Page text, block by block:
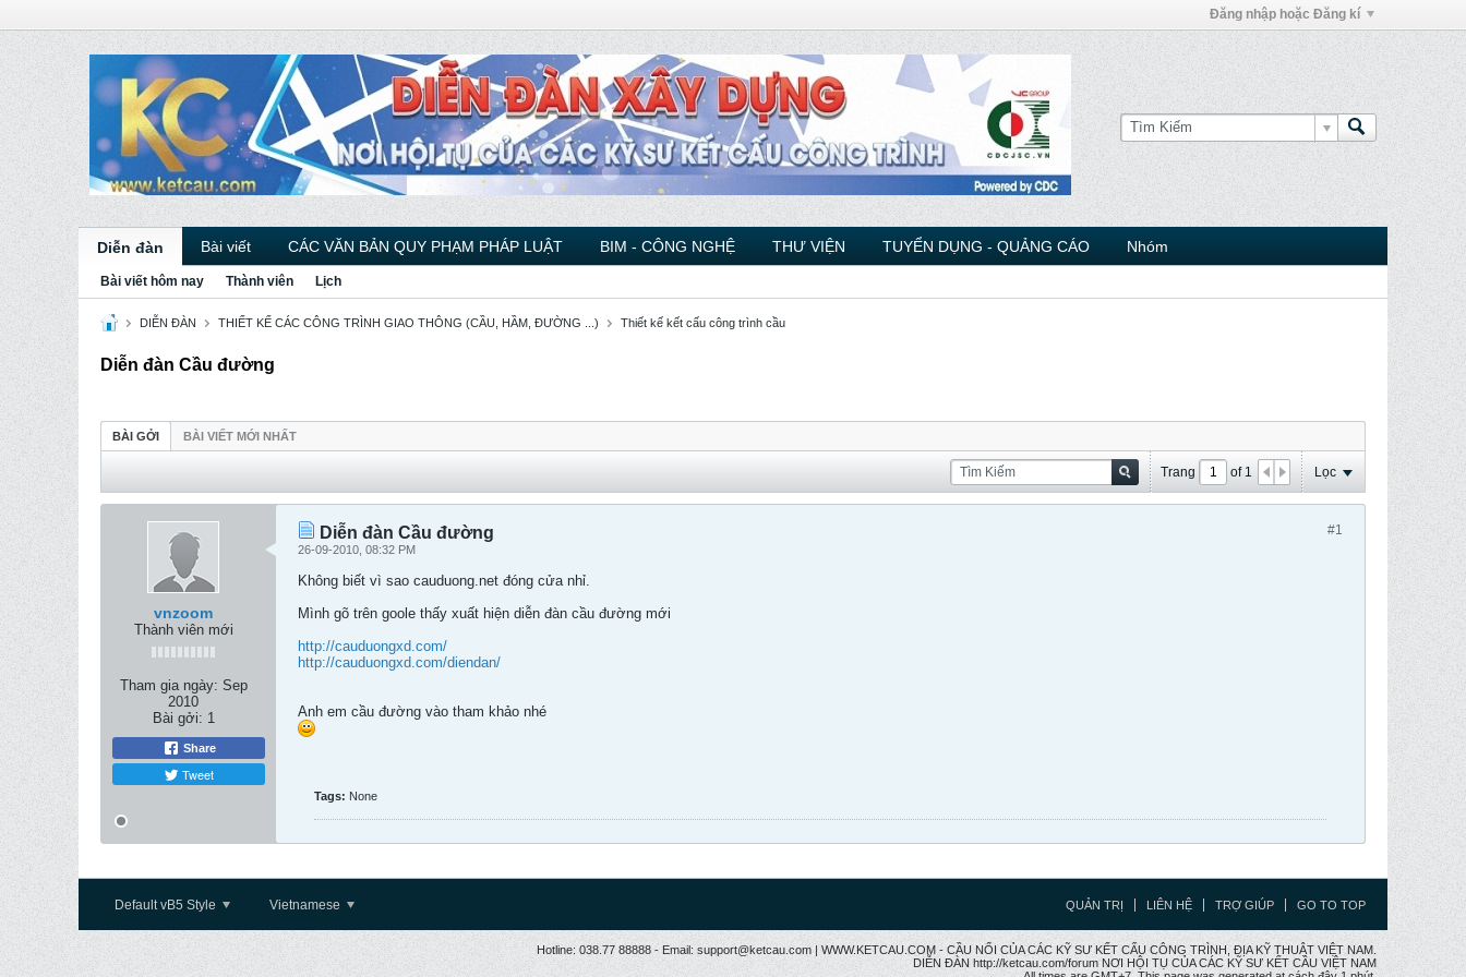
Đăng nhập hoặc Đăng kí
Diễn đàn Bài viết CÁC VĂN BẢN QUY PHẠM PHÁP LUẬT BIM - CÔNG NGHỆ THƯ VIỆN TUYỂN DỤNG - QUẢNG CÁO Nhóm
Bài viết hôm nay Thành viên Lịch
DIỄN ĐÀN THIẾT KẾ CÁC CÔNG TRÌNH GIAO THÔNG (CẦU, HẦM, ĐƯỜNG ...) Thiết kế kết cấu công trình cầu
Diễn đàn Cầu đường
BÀI GỞI BÀI VIẾT MỚI NHẤT
Trang of 1 Lọc
vnzoom
Thành viên mới
Tham gia ngày: Sep
2010
Bài gởi: 1
Share
Tweet
#1
Diễn đàn Cầu đường
26-09-2010, 08:32 PM
Không biết vì sao cauduong.net đóng cửa nhỉ.
Mình gõ trên goole thấy xuất hiện diễn đàn cầu đường mới
http://cauduongxd.com/
http://cauduongxd.com/diendan/
Anh em cầu đường vào tham khảo nhé
Tags: None
Default vB5 Style Vietnamese QUẢN TRỊ LIÊN HỆ TRỢ GIÚP GO TO TOP
Hotline: 038.77 88888 - Email: support@ketcau.com | WWW.KETCAU.COM - CẦU NỐI CỦA CÁC KỸ SƯ KẾT CẤU CÔNG TRÌNH, ĐỊA KỸ THUẬT VIỆT NAM.
DIỄN ĐÀN http://ketcau.com/forum NƠI HỘI TỤ CỦA CÁC KỸ SƯ KẾT CÂU VIỆT NAM